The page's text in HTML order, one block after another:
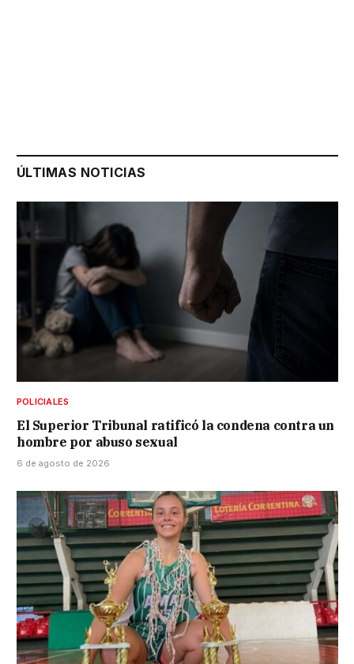
ÚLTIMAS NOTICIAS
POLICIALES
El Superior Tribunal ratificó la condena contra un
hombre por abuso sexual
6 de agosto de 2026